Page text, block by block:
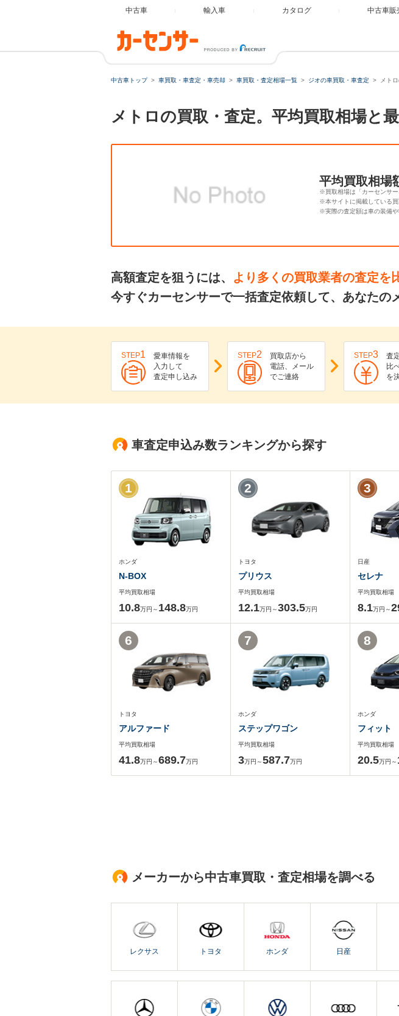
中古車 輸入車 カタログ 中古車販
中古車トップ 車買取・車査定・車売却 車買取・査定相場一覧 ジオの車買取・車査定 メト
メトロの買取・査定。平均買取相場と
平均買取相場
※買取相場は「カーセンサー
※本サイトに掲載している買
※実際の査定額は車の装備や
高額査定を狙うには、 より多くの買取業者の査定を
今すぐカーセンサーで一括査定依頼して、あなたの
STEP1
愛車情報を
入力して
査定申し込み
STEP2
買取店から
電話、メール
でご連絡
STEP3
査
比
を
車査定申込み数ランキングから探す
ホンダ
N-BOX
平均買取相場
10.8万円～ 148.8万円
1
トヨタ
プリウス
平均買取相場
12.1万円～303.5万円
2
日産
セレナ
平均買取相場
8.1万円～
3
トヨタ
アルファード
平均買取相場
41.8万円～689.7万円
6
ホンダ
ステップワゴン
平均買取相場
3万円～587.7万円
7
ホンダ
フィット
平均買取相場
20.5万円～
8
メーカーから中古車買取・査定相場を調べる
レクサス トヨタ ホンダ 日産